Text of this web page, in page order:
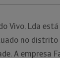
Vivo, Lda está
no distrito
A empresa